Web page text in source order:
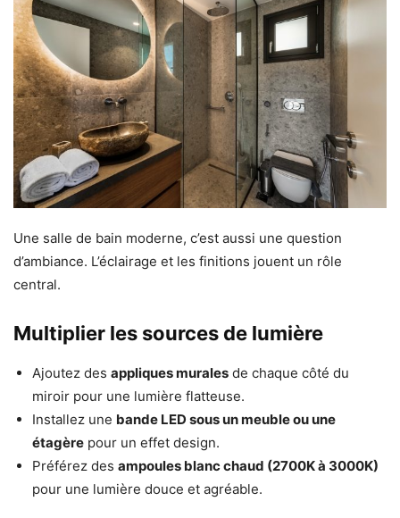
Une salle de bain moderne, c’est aussi une question
d’ambiance. L’éclairage et les finitions jouent un rôle
central.
Multiplier les sources de lumière
Ajoutez des appliques murales de chaque côté du
miroir pour une lumière flatteuse.
Installez une bande LED sous un meuble ou une
étagère pour un effet design.
Préférez des ampoules blanc chaud (2700K à 3000K)
pour une lumière douce et agréable.